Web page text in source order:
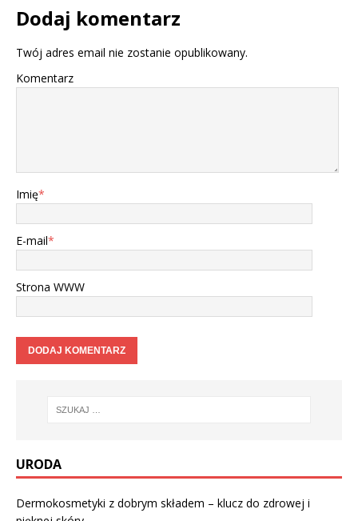
Dodaj komentarz
Twój adres email nie zostanie opublikowany.
Komentarz
Imię*
E-mail*
Strona WWW
URODA
Dermokosmetyki z dobrym składem – klucz do zdrowej i